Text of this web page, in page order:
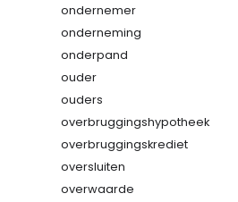
ondernemer
onderneming
onderpand
ouder
ouders
overbruggingshypotheek
overbruggingskrediet
oversluiten
overwaarde